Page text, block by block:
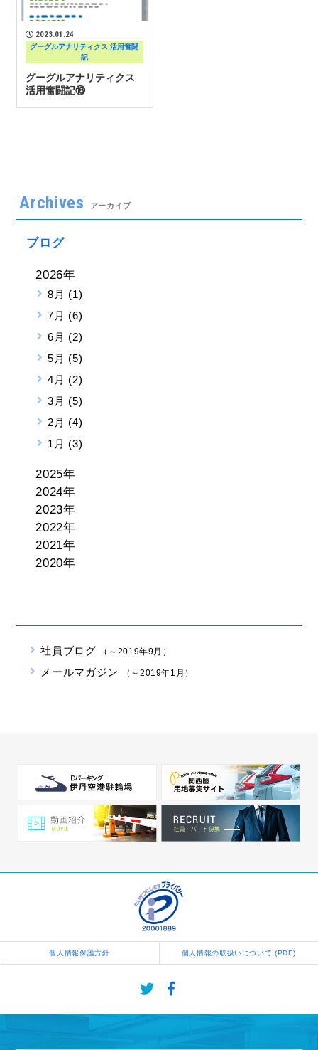
2023.01.24
グーグルアナリティクス 活用奮闘
記
グーグルアナリティクス
活用奮闘記⑱
Archives アーカイブ
ブログ
2026年
8月 (1)
7月 (6)
6月 (2)
5月 (5)
4月 (2)
3月 (5)
2月 (4)
1月 (3)
2025年
2024年
2023年
2022年
2021年
2020年
社員ブログ （～2019年9月）
メールマガジン （～2019年1月）
個人情報保護方針 個人情報の取扱いについて (PDF)